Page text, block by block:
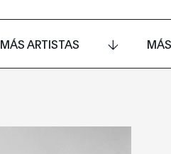
MÁS ARTISTAS